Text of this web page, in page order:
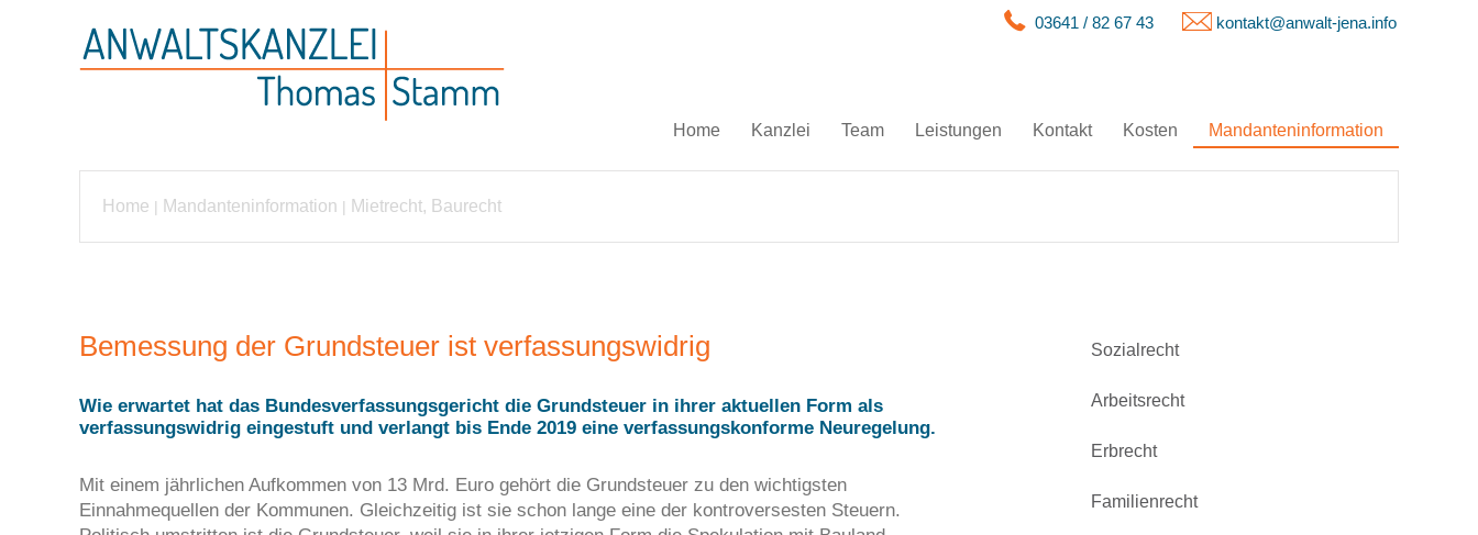
Home Kanzlei Team Leistungen Kontakt Kosten Mandanteninformation
03641 / 82 67 43 kontakt@anwalt-jena.info
Home | Mandanteninformation | Mietrecht, Baurecht
Sozialrecht
Arbeitsrecht
Erbrecht
Familienrecht
Bemessung der Grundsteuer ist verfassungswidrig
Wie erwartet hat das Bundesverfassungsgericht die Grundsteuer in ihrer aktuellen Form als
verfassungswidrig eingestuft und verlangt bis Ende 2019 eine verfassungskonforme Neuregelung.
Mit einem jährlichen Aufkommen von 13 Mrd. Euro gehört die Grundsteuer zu den wichtigsten
Einnahmequellen der Kommunen. Gleichzeitig ist sie schon lange eine der kontroversesten Steuern.